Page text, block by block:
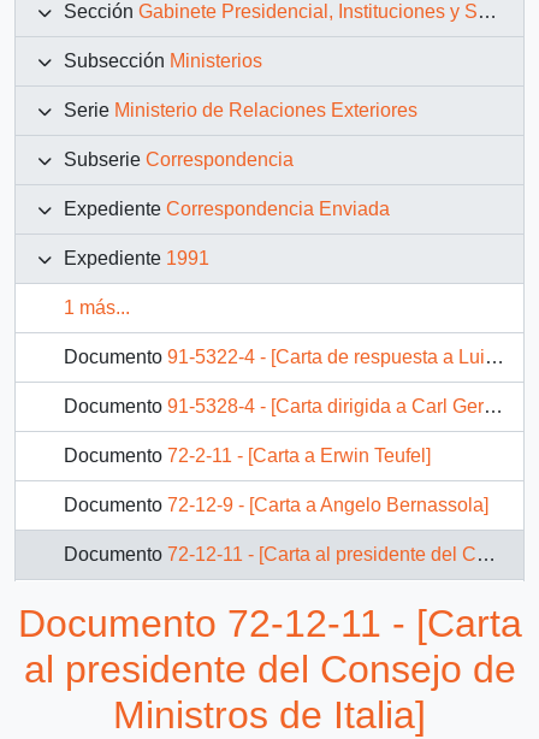
Sección Gabinete Presidencial, Instituciones y Servicios
Subsección Ministerios
Serie Ministerio de Relaciones Exteriores
Subserie Correspondencia
Expediente Correspondencia Enviada
Expediente 1991
1 más...
Documento 91-5322-4 - [Carta de respuesta a Luis Alberto Lacalle Presidente República Oriental del Uruguay por mensaje de condolencias]
Documento 91-5328-4 - [Carta dirigida a Carl Gershman Presidente de National Endowment for Democracy]
Documento 72-2-11 - [Carta a Erwin Teufel]
Documento 72-12-9 - [Carta a Angelo Bernassola]
Documento 72-12-11 - [Carta al presidente del Consejo de Ministros de Italia]
72-12-12 - [Carta al presidente del Consejo de Ministros de la República de Italia]
Documento 72-12-13 - [Carta a Giulio Andreotti]
Documento 72-12-13 - [Carta a Giulio Andreotti]
Documento 72-12-11 - [Carta
al presidente del Consejo de
Ministros de Italia]